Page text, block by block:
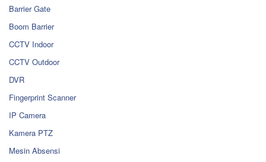
Barrier Gate
Boom Barrier
CCTV Indoor
CCTV Outdoor
DVR
Fingerprint Scanner
IP Camera
Kamera PTZ
Mesin Absensi